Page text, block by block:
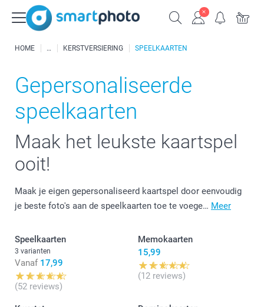
HOME KERSTVERSIERING SPEELKAARTEN
Gepersonaliseerde
speelkaarten
Maak het leukste kaartspel
ooit!
Maak je eigen gepersonaliseerd kaartspel door eenvoudig
je beste foto's aan de speelkaarten toe te voege… Meer
Speelkaarten
3 varianten
Vanaf 17,99
(52 reviews)
Memokaarten
15,99
(12 reviews)